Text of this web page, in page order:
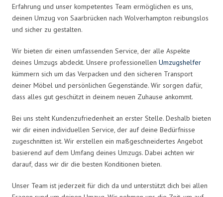
Erfahrung und unser kompetentes Team ermöglichen es uns,
deinen Umzug von Saarbrücken nach Wolverhampton reibungslos
und sicher zu gestalten.
Wir bieten dir einen umfassenden Service, der alle Aspekte
deines Umzugs abdeckt. Unsere professionellen Umzugshelfer
kümmern sich um das Verpacken und den sicheren Transport
deiner Möbel und persönlichen Gegenstände. Wir sorgen dafür,
dass alles gut geschützt in deinem neuen Zuhause ankommt.
Bei uns steht Kundenzufriedenheit an erster Stelle. Deshalb bieten
wir dir einen individuellen Service, der auf deine Bedürfnisse
zugeschnitten ist. Wir erstellen ein maßgeschneidertes Angebot
basierend auf dem Umfang deines Umzugs. Dabei achten wir
darauf, dass wir dir die besten Konditionen bieten.
Unser Team ist jederzeit für dich da und unterstützt dich bei allen